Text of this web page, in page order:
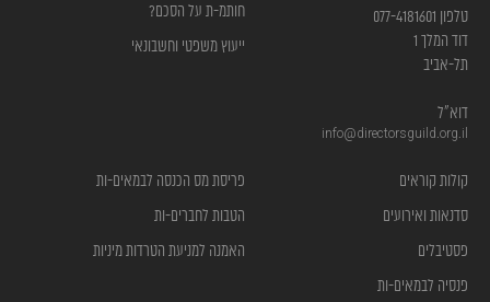
טלפון 077-4181601
דוד המלך 1
תל-אביב
דוא”ל
info@directorsguild.org.il
חותמ-ת על הסכם?
ייעוץ משפטי וחשבונאי
קולות קוראים
סדנאות ואירועים
פסטיבלים
פנסיה לבמאים-ות
פריסת מס הכנסה לבמאים-ות
הטבות לחברים-ות
האמנה למניעת הטרדות מיניות